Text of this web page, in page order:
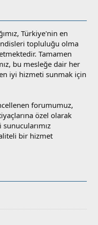
Türkiye'nin en
topluluğu olma
Tamamen
bu mesleğe dair her
iyi hizmeti sunmak için
forumumuz,
özel olarak
bir hizmet